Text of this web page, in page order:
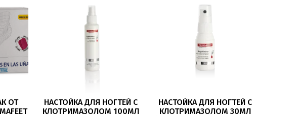
ОТ
В КОРЗИНУ
НАСТОЙКА ДЛЯ НОГТЕЙ С
КЛОТРИМАЗОЛОМ 100МЛ
В КОРЗИНУ
НАСТОЙКА ДЛЯ НОГТЕЙ С
КЛОТРИМАЗОЛОМ 30МЛ